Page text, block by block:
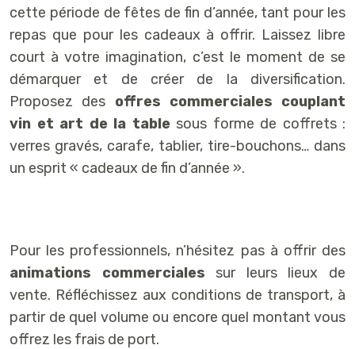
cette période de fêtes de fin d’année, tant pour les
repas que pour les cadeaux à offrir. Laissez libre
court à votre imagination, c’est le moment de se
démarquer et de créer de la diversification.
Proposez des offres commerciales couplant
vin et art de la table sous forme de coffrets :
verres gravés, carafe, tablier, tire-bouchons… dans
un esprit « cadeaux de fin d’année ».
Pour les professionnels, n’hésitez pas à offrir des
animations commerciales sur leurs lieux de
vente. Réfléchissez aux conditions de transport, à
partir de quel volume ou encore quel montant vous
offrez les frais de port.